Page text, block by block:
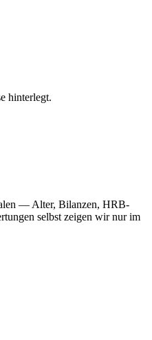
hinterlegt.
— Alter, Bilanzen, HRB-
selbst zeigen wir nur im